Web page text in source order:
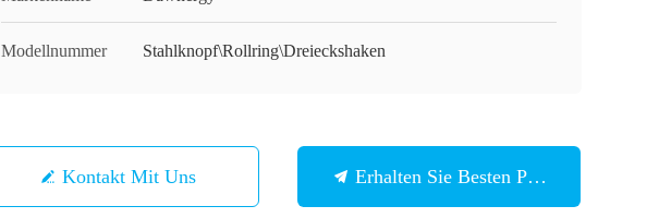
Modellnummer Stahlknopf\Rollring\Dreieckshaken
Kontakt Mit Uns Erhalten Sie Besten Preis